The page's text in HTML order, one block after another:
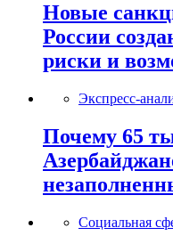
Новые
России
риски и
Экспресс-
Почему 65
Социальная